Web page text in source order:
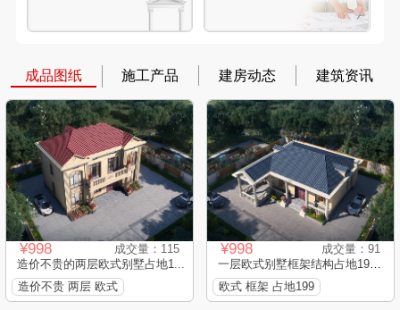
成品图纸 施工产品 建房动态 建筑资讯
¥998
成交量：115
造价不贵的两层欧式别墅占地1...
造价不贵 两层 欧式
¥998
成交量：91
一层欧式别墅框架结构占地199...
欧式 框架 占地199